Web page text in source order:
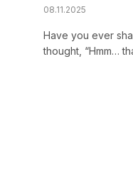
08.11.2025
Have you ever
thought, “Hmm…